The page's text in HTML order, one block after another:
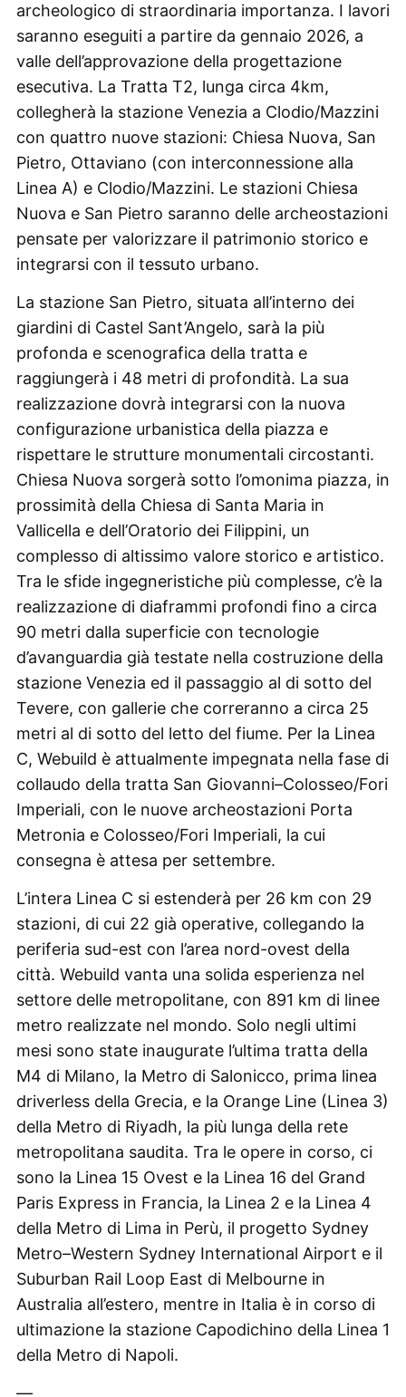
archeologico di straordinaria importanza. I lavori
saranno eseguiti a partire da gennaio 2026, a
valle dell’approvazione della progettazione
esecutiva. La Tratta T2, lunga circa 4km,
collegherà la stazione Venezia a Clodio/Mazzini
con quattro nuove stazioni: Chiesa Nuova, San
Pietro, Ottaviano (con interconnessione alla
Linea A) e Clodio/Mazzini. Le stazioni Chiesa
Nuova e San Pietro saranno delle archeostazioni
pensate per valorizzare il patrimonio storico e
integrarsi con il tessuto urbano.
La stazione San Pietro, situata all’interno dei
giardini di Castel Sant’Angelo, sarà la più
profonda e scenografica della tratta e
raggiungerà i 48 metri di profondità. La sua
realizzazione dovrà integrarsi con la nuova
configurazione urbanistica della piazza e
rispettare le strutture monumentali circostanti.
Chiesa Nuova sorgerà sotto l’omonima piazza, in
prossimità della Chiesa di Santa Maria in
Vallicella e dell’Oratorio dei Filippini, un
complesso di altissimo valore storico e artistico.
Tra le sfide ingegneristiche più complesse, c’è la
realizzazione di diaframmi profondi fino a circa
90 metri dalla superficie con tecnologie
d’avanguardia già testate nella costruzione della
stazione Venezia ed il passaggio al di sotto del
Tevere, con gallerie che correranno a circa 25
metri al di sotto del letto del fiume. Per la Linea
C, Webuild è attualmente impegnata nella fase di
collaudo della tratta San Giovanni–Colosseo/Fori
Imperiali, con le nuove archeostazioni Porta
Metronia e Colosseo/Fori Imperiali, la cui
consegna è attesa per settembre.
L’intera Linea C si estenderà per 26 km con 29
stazioni, di cui 22 già operative, collegando la
periferia sud-est con l’area nord-ovest della
città. Webuild vanta una solida esperienza nel
settore delle metropolitane, con 891 km di linee
metro realizzate nel mondo. Solo negli ultimi
mesi sono state inaugurate l’ultima tratta della
M4 di Milano, la Metro di Salonicco, prima linea
driverless della Grecia, e la Orange Line (Linea 3)
della Metro di Riyadh, la più lunga della rete
metropolitana saudita. Tra le opere in corso, ci
sono la Linea 15 Ovest e la Linea 16 del Grand
Paris Express in Francia, la Linea 2 e la Linea 4
della Metro di Lima in Perù, il progetto Sydney
Metro–Western Sydney International Airport e il
Suburban Rail Loop East di Melbourne in
Australia all’estero, mentre in Italia è in corso di
ultimazione la stazione Capodichino della Linea 1
della Metro di Napoli.